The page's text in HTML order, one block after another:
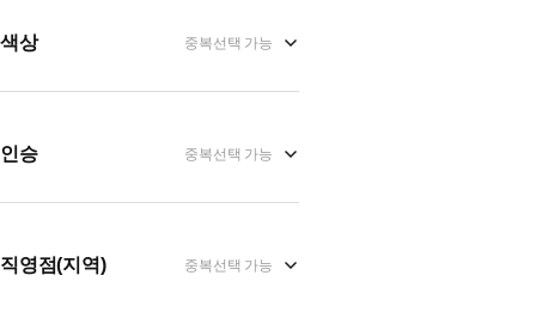
색상 중복선택 가능
인승 중복선택 가능
직영점(지역) 중복선택 가능